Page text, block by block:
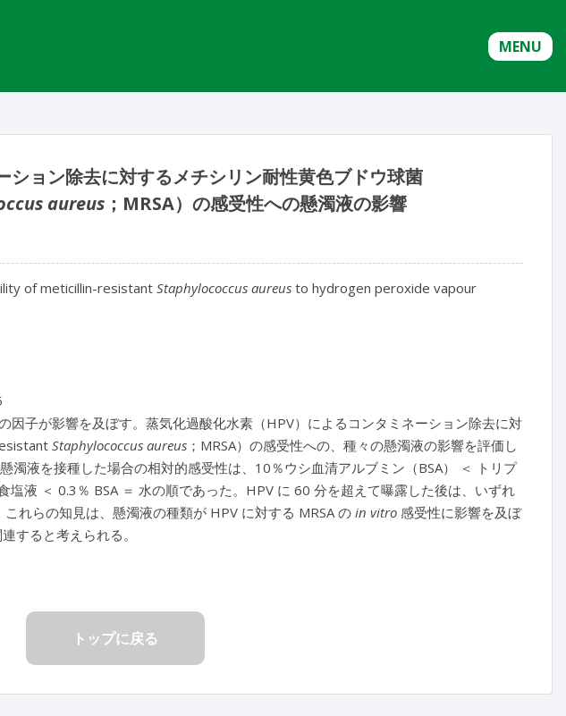
MENU
ション除去に対するメチシリン耐性黄色ブドウ球菌
aureus ；MRSA）の感受性への懸濁液の影響
of meticillin-resistant Staphylococcus aureus to hydrogen peroxide vapour
因子が影響を及ぼす。蒸気化過酸化水素（HPV）によるコンタミネーション除去に対
Staphylococcus aureus ；MRSA）の感受性への、種々の懸濁液の影響を評価し
濁液を接種した場合の相対的感受性は、10％ウシ血清アルブミン（BSA） ＜ トリプ
塩液 ＜ 0.3％ BSA ＝ 水の順であった。HPV に 60 分を超えて曝露した後は、いずれ
れらの知見は、懸濁液の種類が HPV に対する MRSA の in vitro 感受性に影響を及ぼ
すると考えられる。
トップに戻る